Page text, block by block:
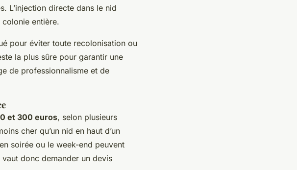
L’injection directe dans le nid
entière.
pour éviter toute recolonisation ou
la plus sûre pour garantir une
de professionnalisme et de
et 300 euros, selon plusieurs
cher qu’un nid en haut d’un
soirée ou le week-end peuvent
donc demander un devis